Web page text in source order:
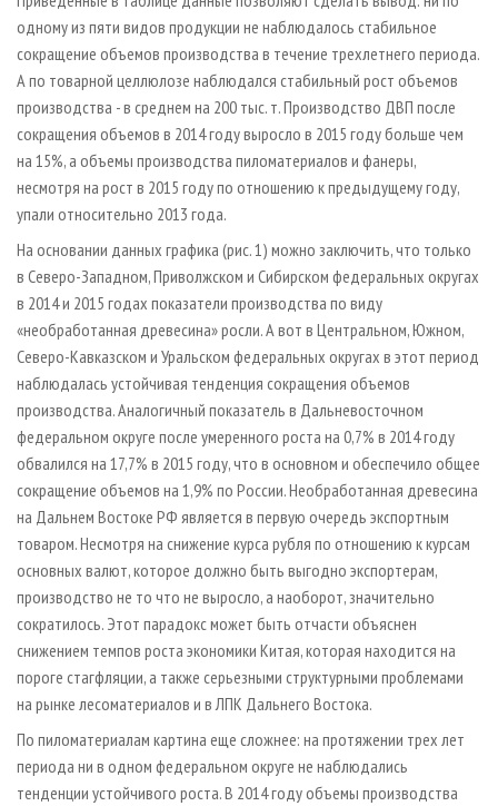
одному из пяти видов продукции не наблюдалось стабильное
сокращение объемов производства в течение трехлетнего периода.
А по товарной целлюлозе наблюдался стабильный рост объемов
производства - в среднем на 200 тыс. т. Производство ДВП после
сокращения объемов в 2014 году выросло в 2015 году больше чем
на 15%, а объемы производства пиломатериалов и фанеры,
несмотря на рост в 2015 году по отношению к предыдущему году,
упали относительно 2013 года.
На основании данных графика (рис. 1) можно заключить, что только
в Северо-Западном, Приволжском и Сибирском федеральных округах
в 2014 и 2015 годах показатели производства по виду
«необработанная древесина» росли. А вот в Центральном, Южном,
Северо-Кавказском и Уральском федеральных округах в этот период
наблюдалась устойчивая тенденция сокращения объемов
производства. Аналогичный показатель в Дальневосточном
федеральном округе после умеренного роста на 0,7% в 2014 году
обвалился на 17,7% в 2015 году, что в основном и обеспечило общее
сокращение объемов на 1,9% по России. Необработанная древесина
на Дальнем Востоке РФ является в первую очередь экспортным
товаром. Несмотря на снижение курса рубля по отношению к курсам
основных валют, которое должно быть выгодно экспортерам,
производство не то что не выросло, а наоборот, значительно
сократилось. Этот парадокс может быть отчасти объяснен
снижением темпов роста экономики Китая, которая находится на
пороге стагфляции, а также серьезными структурными проблемами
на рынке лесоматериалов и в ЛПК Дальнего Востока.
По пиломатериалам картина еще сложнее: на протяжении трех лет
периода ни в одном федеральном округе не наблюдались
тенденции устойчивого роста. В 2014 году объемы производства